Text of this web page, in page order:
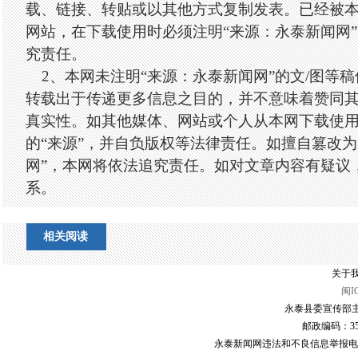
载、链接、转贴或以其他方式复制发表。已经被
网站，在下载使用时必须注明“来源：永泰新闻网
究责任。
2、本网未注明“来源：永泰新闻网”的文/图等稿
转载出于传递更多信息之目的，并不意味着赞同
真实性。如其他媒体、网站或个人从本网下载使
的“来源”，并自负版权等法律责任。如擅自篡改
网”，本网将依法追究责任。如对文章内容有疑议
系。
相关阅读
关于
闽
永泰县委宣传部
邮政编码：
永泰新闻网违法和不良信息举报电